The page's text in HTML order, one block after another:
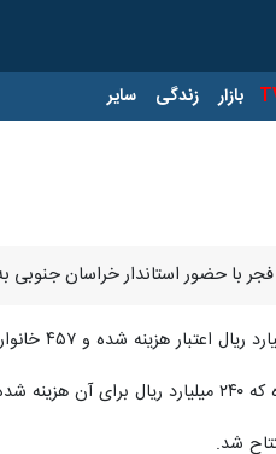
بازار زندگی سایر